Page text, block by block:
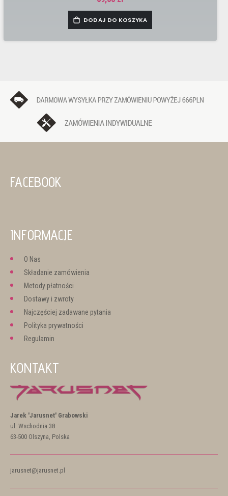
DODAJ DO KOSZYKA
FACEBOOK
INFORMACJE
O Nas
Składanie zamówienia
Metody płatności
Dostawy i zwroty
Najczęściej zadawane pytania
Polityka prywatności
Regulamin
KONTAKT
Jarek 'Jarusnet' Grabowski
ul. Wschodnia 38
63-500 Olszyna, Polska
jarusnet@jarusnet.pl